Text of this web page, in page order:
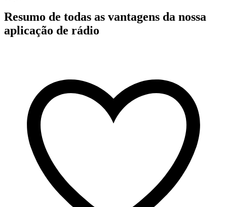
Resumo de todas as vantagens da nossa
aplicação de rádio